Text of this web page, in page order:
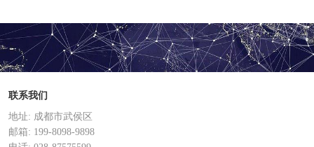
联系我们
地址: 成都市武侯区
邮箱: 199-8098-9898